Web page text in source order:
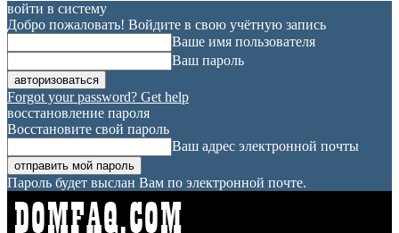
войти в систему
Добро пожаловать! Войдите в свою учётную запись
Ваше имя пользователя
Ваш пароль
Forgot your password? Get help
восстановление пароля
Восстановите свой пароль
Ваш адрес электронной почты
Пароль будет выслан Вам по электронной почте.